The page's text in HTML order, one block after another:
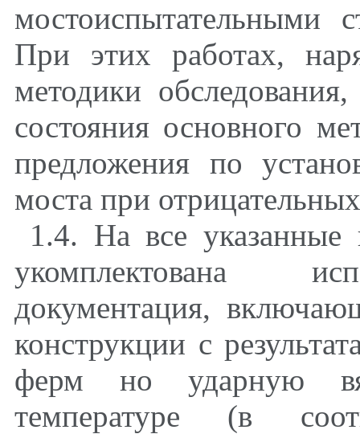
мостоиспытательными
При этих работах,
методики
состояния основного
предложения по
моста при
1.4. На все
укомплектована
документация,
конструкции с
ферм но ударную
температуре (в